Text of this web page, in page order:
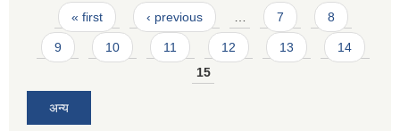
Pages
« first ‹ previous 7 8
9 10 11 12 13
14
15
अन्य